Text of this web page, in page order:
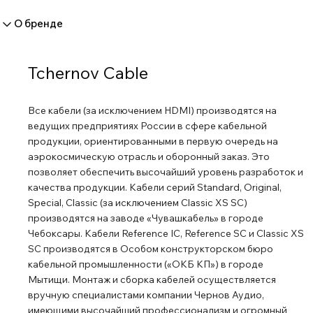
О бренде
Tchernov Cable
Все кабели (за исключением HDMI) производятся на
ведущих предприятиях России в сфере кабельной
продукции, ориентированными в первую очередь на
аэрокосмическую отрасль и оборонный заказ. Это
позволяет обеспечить высочайший уровень разработок и
качества продукции. Кабели серий Standard, Original,
Special, Classic (за исключением Classic XS SC)
производятся на заводе «Чувашкабель» в городе
Чебоксары. Кабели Reference IC, Reference SC и Classic XS
SC производятся в Особом конструкторском бюро
кабельной промышленности («ОКБ КП») в городе
Мытищи. Монтаж и сборка кабелей осуществляется
вручную специалистами компании Чернов Аудио,
имеющими высочайший профессионализм и огромный